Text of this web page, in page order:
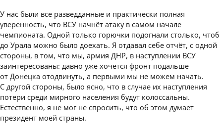
У нас были все разведданные и практически полная
уверенность, что ВСУ начнёт атаку в самом начале
чемпионата. Одной только горючки подогнали столько, чтоб
до Урала можно было доехать. Я отдавал себе отчёт, с одной
стороны, в том, что мы, армия ДНР, в наступлении ВСУ
заинтересованы: давно уже хочется фронт подальше
от Донецка отодвинуть, а первыми мы не можем начать.
С другой стороны, было ясно, что в случае их наступления
потери среди мирного населения будут колоссальны.
Естественно, я не мог не спросить, что об этом думает
президент моей страны.